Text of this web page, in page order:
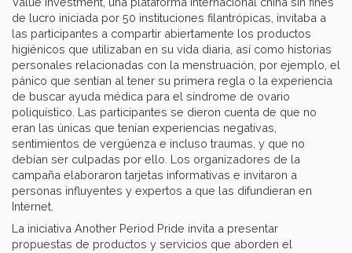
de lucro iniciada por 50 instituciones filantrópicas, invitaba a
las participantes a compartir abiertamente los productos
higiénicos que utilizaban en su vida diaria, así como historias
personales relacionadas con la menstruación, por ejemplo, el
pánico que sentían al tener su primera regla o la experiencia
de buscar ayuda médica para el síndrome de ovario
poliquístico. Las participantes se dieron cuenta de que no
eran las únicas que tenían experiencias negativas,
sentimientos de vergüenza e incluso traumas, y que no
debían ser culpadas por ello. Los organizadores de la
campaña elaboraron tarjetas informativas e invitaron a
personas influyentes y expertos a que las difundieran en
Internet.
La iniciativa Another Period Pride invita a presentar
propuestas de productos y servicios que aborden el